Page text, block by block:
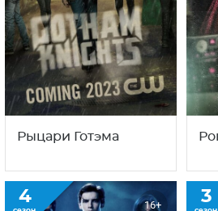
Рыцари Готэма
4 16+ 3